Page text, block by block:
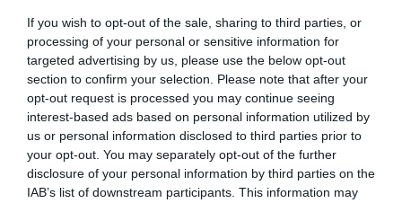
If you wish to opt-out of the sale, sharing to third parties, or
processing of your personal or sensitive information for
targeted advertising by us, please use the below opt-out
section to confirm your selection. Please note that after your
opt-out request is processed you may continue seeing
interest-based ads based on personal information utilized by
us or personal information disclosed to third parties prior to
your opt-out. You may separately opt-out of the further
disclosure of your personal information by third parties on the
IAB’s list of downstream participants. This information may